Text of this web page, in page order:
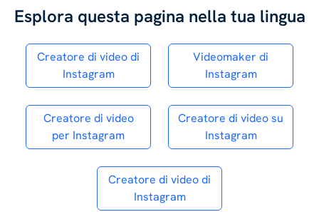
Esplora questa pagina nella tua lingua
Creatore di video di
Instagram
Videomaker di
Instagram
Creatore di video
per Instagram
Creatore di video su
Instagram
Creatore di video di
Instagram